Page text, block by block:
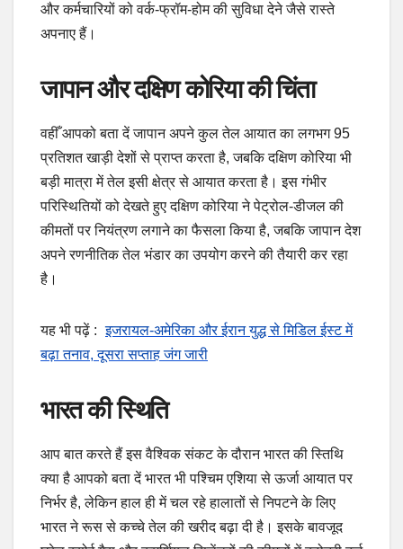
और कर्मचारियों को वर्क-फ्रॉम-होम की सुविधा देने जैसे रास्ते
अपनाए हैं।
जापान और दक्षिण कोरिया की चिंता
वहीँ आपको बता दें जापान अपने कुल तेल आयात का लगभग 95
प्रतिशत खाड़ी देशों से प्राप्त करता है, जबकि दक्षिण कोरिया भी
बड़ी मात्रा में तेल इसी क्षेत्र से आयात करता है। इस गंभीर
परिस्थितियों को देखते हुए दक्षिण कोरिया ने पेट्रोल-डीजल की
कीमतों पर नियंत्रण लगाने का फैसला किया है, जबकि जापान देश
अपने रणनीतिक तेल भंडार का उपयोग करने की तैयारी कर रहा
है।
यह भी पढ़ें : इजरायल-अमेरिका और ईरान युद्ध से मिडिल ईस्ट में
बढ़ा तनाव, दूसरा सप्ताह जंग जारी
भारत की स्थिति
आप बात करते हैं इस वैश्विक संकट के दौरान भारत की स्तिथि
क्या है आपको बता दें भारत भी पश्चिम एशिया से ऊर्जा आयात पर
निर्भर है, लेकिन हाल ही में चल रहे हालातों से निपटने के लिए
भारत ने रूस से कच्चे तेल की खरीद बढ़ा दी है। इसके बावजूद